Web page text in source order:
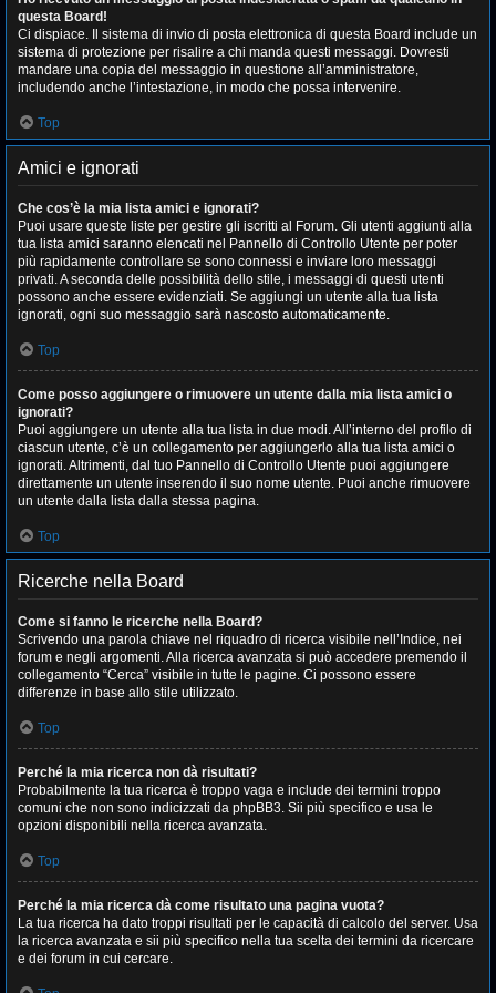
questa Board!
Ci dispiace. Il sistema di invio di posta elettronica di questa Board include un
sistema di protezione per risalire a chi manda questi messaggi. Dovresti
mandare una copia del messaggio in questione all’amministratore,
includendo anche l’intestazione, in modo che possa intervenire.
Top
Amici e ignorati
Che cos’è la mia lista amici e ignorati?
Puoi usare queste liste per gestire gli iscritti al Forum. Gli utenti aggiunti alla
tua lista amici saranno elencati nel Pannello di Controllo Utente per poter
più rapidamente controllare se sono connessi e inviare loro messaggi
privati. A seconda delle possibilità dello stile, i messaggi di questi utenti
possono anche essere evidenziati. Se aggiungi un utente alla tua lista
ignorati, ogni suo messaggio sarà nascosto automaticamente.
Top
Come posso aggiungere o rimuovere un utente dalla mia lista amici o
ignorati?
Puoi aggiungere un utente alla tua lista in due modi. All’interno del profilo di
ciascun utente, c’è un collegamento per aggiungerlo alla tua lista amici o
ignorati. Altrimenti, dal tuo Pannello di Controllo Utente puoi aggiungere
direttamente un utente inserendo il suo nome utente. Puoi anche rimuovere
un utente dalla lista dalla stessa pagina.
Top
Ricerche nella Board
Come si fanno le ricerche nella Board?
Scrivendo una parola chiave nel riquadro di ricerca visibile nell’Indice, nei
forum e negli argomenti. Alla ricerca avanzata si può accedere premendo il
collegamento “Cerca” visibile in tutte le pagine. Ci possono essere
differenze in base allo stile utilizzato.
Top
Perché la mia ricerca non dà risultati?
Probabilmente la tua ricerca è troppo vaga e include dei termini troppo
comuni che non sono indicizzati da phpBB3. Sii più specifico e usa le
opzioni disponibili nella ricerca avanzata.
Top
Perché la mia ricerca dà come risultato una pagina vuota?
La tua ricerca ha dato troppi risultati per le capacità di calcolo del server. Usa
la ricerca avanzata e sii più specifico nella tua scelta dei termini da ricercare
e dei forum in cui cercare.